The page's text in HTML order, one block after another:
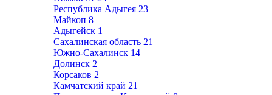
Республика Адыгея 23
Майкоп 8
Адыгейск 1
Сахалинская область 21
Южно-Сахалинск 14
Долинск 2
Корсаков 2
Камчатский край 21